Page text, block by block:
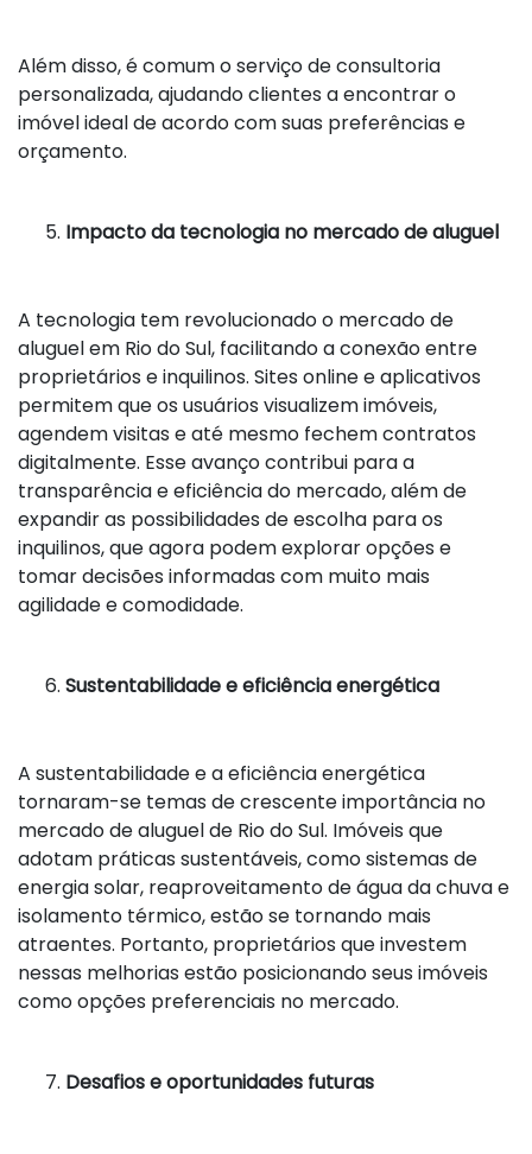
Além disso, é comum o serviço de consultoria
personalizada, ajudando clientes a encontrar o
imóvel ideal de acordo com suas preferências e
orçamento.
Impacto da tecnologia no mercado de aluguel
A tecnologia tem revolucionado o mercado de
aluguel em Rio do Sul, facilitando a conexão entre
proprietários e inquilinos. Sites online e aplicativos
permitem que os usuários visualizem imóveis,
agendem visitas e até mesmo fechem contratos
digitalmente. Esse avanço contribui para a
transparência e eficiência do mercado, além de
expandir as possibilidades de escolha para os
inquilinos, que agora podem explorar opções e
tomar decisões informadas com muito mais
agilidade e comodidade.
Sustentabilidade e eficiência energética
A sustentabilidade e a eficiência energética
tornaram-se temas de crescente importância no
mercado de aluguel de Rio do Sul. Imóveis que
adotam práticas sustentáveis, como sistemas de
energia solar, reaproveitamento de água da chuva e
isolamento térmico, estão se tornando mais
atraentes. Portanto, proprietários que investem
nessas melhorias estão posicionando seus imóveis
como opções preferenciais no mercado.
Desafios e oportunidades futuras